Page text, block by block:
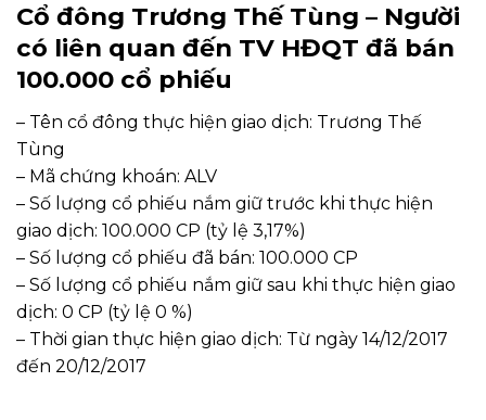
Cổ đông Trương Thế Tùng – Người
có liên quan đến TV HĐQT đã bán
100.000 cổ phiếu
– Tên cổ đông thực hiện giao dịch: Trương Thế
Tùng
– Mã chứng khoán: ALV
– Số lượng cổ phiếu nắm giữ trước khi thực hiện
giao dịch: 100.000 CP (tỷ lệ 3,17%)
– Số lượng cổ phiếu đã bán: 100.000 CP
– Số lượng cổ phiếu nắm giữ sau khi thực hiện giao
dịch: 0 CP (tỷ lệ 0 %)
– Thời gian thực hiện giao dịch: Từ ngày 14/12/2017
đến 20/12/2017